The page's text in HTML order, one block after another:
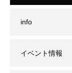
info
イベント情報